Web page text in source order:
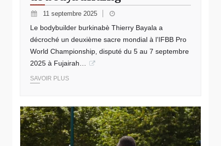
11 septembre 2025
Le bodybuilder burkinabè Thierry Bayala a
décroché un deuxième sacre mondial à l’IFBB Pro
World Championship, disputé du 5 au 7 septembre
2025 à Fujairah…
SAVOIR PLUS